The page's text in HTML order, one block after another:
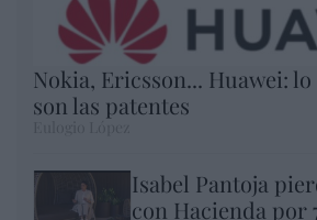
Nokia, Ericsson... Huawei:
son las patentes
Isabel Pantoja
con Hacienda por